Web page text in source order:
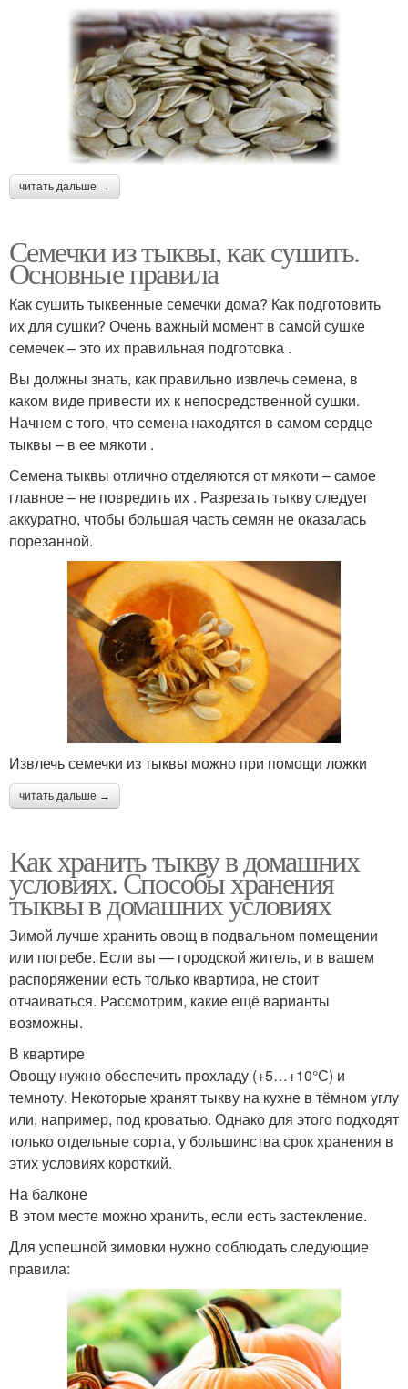
читать дальше →
Семечки из тыквы, как сушить.
Основные правила
Как сушить тыквенные семечки дома? Как подготовить
их для сушки? Очень важный момент в самой сушке
семечек – это их правильная подготовка .
Вы должны знать, как правильно извлечь семена, в
каком виде привести их к непосредственной сушки.
Начнем с того, что семена находятся в самом сердце
тыквы – в ее мякоти .
Семена тыквы отлично отделяются от мякоти – самое
главное – не повредить их . Разрезать тыкву следует
аккуратно, чтобы большая часть семян не оказалась
порезанной.
Извлечь семечки из тыквы можно при помощи ложки
читать дальше →
Как хранить тыкву в домашних
условиях. Способы хранения
тыквы в домашних условиях
Зимой лучше хранить овощ в подвальном помещении
или погребе. Если вы — городской житель, и в вашем
распоряжении есть только квартира, не стоит
отчаиваться. Рассмотрим, какие ещё варианты
возможны.
В квартире
Овощу нужно обеспечить прохладу (+5…+10°С) и
темноту. Некоторые хранят тыкву на кухне в тёмном углу
или, например, под кроватью. Однако для этого подходят
только отдельные сорта, у большинства срок хранения в
этих условиях короткий.
На балконе
В этом месте можно хранить, если есть застекление.
Для успешной зимовки нужно соблюдать следующие
правила: